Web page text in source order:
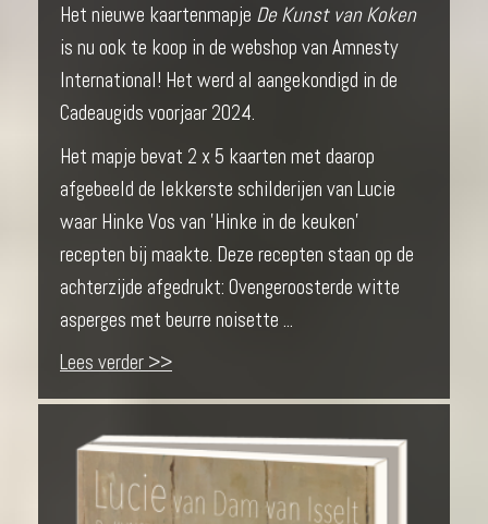
Het nieuwe kaartenmapje De Kunst van Koken
is nu ook te koop in de webshop van Amnesty
International! Het werd al aangekondigd in de
Cadeaugids voorjaar 2024.
Het mapje bevat 2 x 5 kaarten met daarop
afgebeeld de lekkerste schilderijen van Lucie
waar Hinke Vos van 'Hinke in de keuken'
recepten bij maakte. Deze recepten staan op de
achterzijde afgedrukt: Ovengeroosterde witte
asperges met beurre noisette ...
Lees verder >>